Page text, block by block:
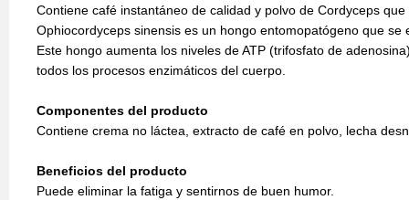
Contiene café instantáneo de calidad y polvo de Cordyceps
Ophiocordyceps sinensis es un hongo entomopatógeno que
Este hongo aumenta los niveles de ATP (trifosfato de
todos los procesos enzimáticos del cuerpo.
Componentes del producto
Contiene crema no láctea, extracto de café en polvo, lecha
Beneficios del producto
Puede eliminar la fatiga y sentirnos de buen humor.